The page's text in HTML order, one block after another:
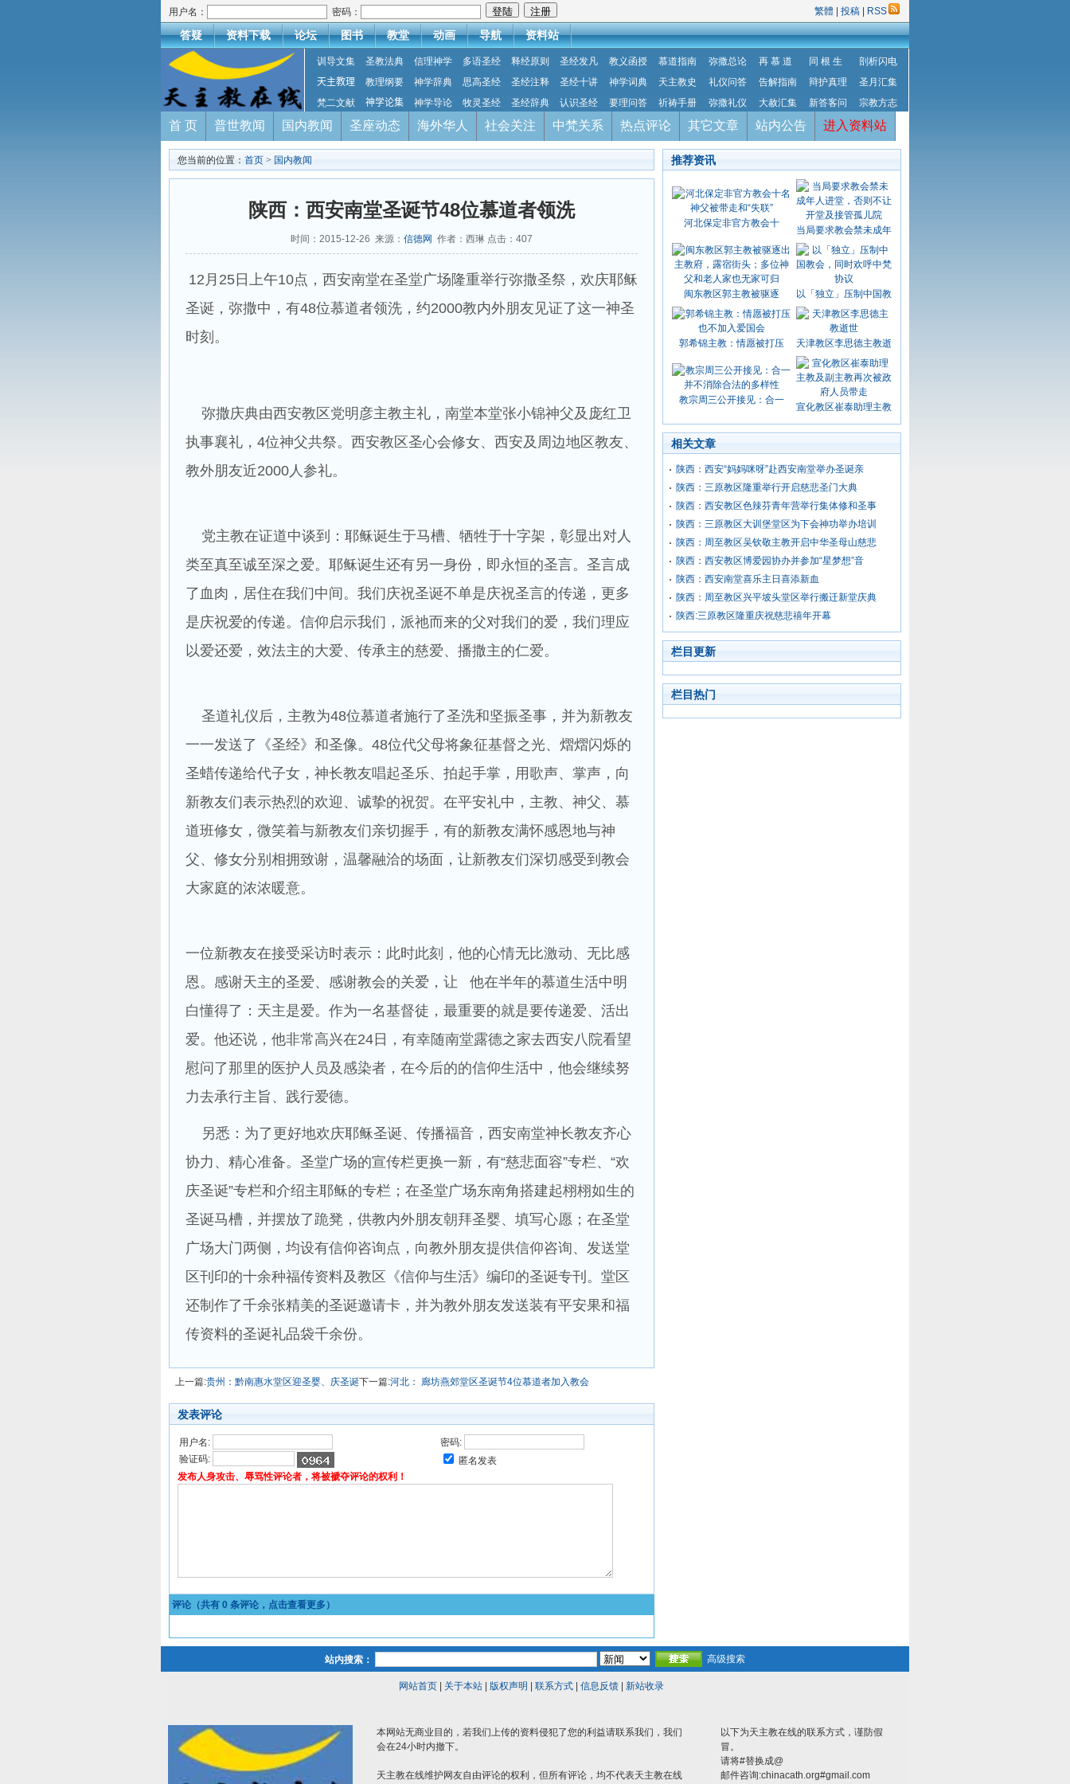
用户名： 密码： 繁體 投稿 RSS
答疑 资料下载 论坛 图书 教堂 动画 导航 资料站
训导文集 圣教法典 信理神学 多语圣经 释经原则 圣经发凡 教义函授 慕道指南 弥撒总论 再 慕 道 同 根 生
剖析闪电
天主教理
教理纲要 神学辞典 思高圣经 圣经注释 圣经十讲 神学词典 天主教史 礼仪问答 告解指南 辩护真理
圣月汇集
梵二文献
神学论集 神学导论 牧灵圣经 圣经辞典 认识圣经 要理问答 祈祷手册 弥撒礼仪 大赦汇集 新答客问 宗教方志
首 页 普世教闻 国内教闻 圣座动态 海外华人 社会关注 中梵关系 热点评论 其它文章 站内公告 进入资料站
您当前的位置： 首页 > 国内教闻
陕西：西安南堂圣诞节48位慕道者领洗
时间：2015-12-26 来源： 信德网 作者：西琳 点击： 407
12月25日上午10点，西安南堂在圣堂广场隆重举行弥撒圣祭，欢庆耶稣
圣诞，弥撒中，有48位慕道者领洗，约2000教内外朋友见证了这一神圣
时刻。
弥撒庆典由西安教区党明彦主教主礼，南堂本堂张小锦神父及庞红卫
执事襄礼，4位神父共祭。西安教区圣心会修女、西安及周边地区教友、
教外朋友近2000人参礼。
党主教在证道中谈到：耶稣诞生于马槽、牺牲于十字架，彰显出对人
类至真至诚至深之爱。耶稣诞生还有另一身份，即永恒的圣言。圣言成
了血肉，居住在我们中间。我们庆祝圣诞不单是庆祝圣言的传递，更多
是庆祝爱的传递。信仰启示我们，派祂而来的父对我们的爱，我们理应
以爱还爱，效法主的大爱、传承主的慈爱、播撒主的仁爱。
圣道礼仪后，主教为48位慕道者施行了圣洗和坚振圣事，并为新教友
一一发送了《圣经》和圣像。48位代父母将象征基督之光、熠熠闪烁的
圣蜡传递给代子女，神长教友唱起圣乐、拍起手掌，用歌声、掌声，向
新教友们表示热烈的欢迎、诚挚的祝贺。在平安礼中，主教、神父、慕
道班修女，微笑着与新教友们亲切握手，有的新教友满怀感恩地与神
父、修女分别相拥致谢，温馨融洽的场面，让新教友们深切感受到教会
大家庭的浓浓暖意。
一位新教友在接受采访时表示：此时此刻，他的心情无比激动、无比感
恩。感谢天主的圣爱、感谢教会的关爱，让 他在半年的慕道生活中明
白懂得了：天主是爱。作为一名基督徒，最重要的就是要传递爱、活出
爱。他还说，他非常高兴在24日，有幸随南堂露德之家去西安八院看望
慰问了那里的医护人员及感染者，在今后的的信仰生活中，他会继续努
力去承行主旨、践行爱德。
另悉：为了更好地欢庆耶稣圣诞、传播福音，西安南堂神长教友齐心
协力、精心准备。圣堂广场的宣传栏更换一新，有“慈悲面容”专栏、“欢
庆圣诞”专栏和介绍主耶稣的专栏；在圣堂广场东南角搭建起栩栩如生的
圣诞马槽，并摆放了跪凳，供教内外朋友朝拜圣婴、填写心愿；在圣堂
广场大门两侧，均设有信仰咨询点，向教外朋友提供信仰咨询、发送堂
区刊印的十余种福传资料及教区《信仰与生活》编印的圣诞专刊。堂区
还制作了千余张精美的圣诞邀请卡，并为教外朋友发送装有平安果和福
传资料的圣诞礼品袋千余份。
上一篇:贵州：黔南惠水堂区迎圣婴、庆圣诞下一篇:河北： 廊坊燕郊堂区圣诞节4位慕道者加入教会
发表评论
用户名:
密码:
验证码:
匿名发表
发布人身攻击、辱骂性评论者，将被褫夺评论的权利！
评论（共有 0 条评论，点击查看更多）
推荐资讯
河北保定非官方教会十
当局要求教会禁未成年
闽东教区郭主教被驱逐 以「独立」压制中国教
郭希锦主教：情愿被打压 天津教区李思德主教逝
教宗周三公开接见：合一
宣化教区崔泰助理主教
相关文章
陕西：西安“妈妈咪呀”赴西安南堂举办圣诞亲
陕西：三原教区隆重举行开启慈悲圣门大典
陕西：西安教区色辣芬青年营举行集体修和圣事
陕西：三原教区大训堡堂区为下会神功举办培训
陕西：周至教区吴钦敬主教开启中华圣母山慈悲
陕西：西安教区博爱园协办并参加“星梦想”音
陕西：西安南堂喜乐主日喜添新血
陕西：周至教区兴平坡头堂区举行搬迁新堂庆典
陕西:三原教区隆重庆祝慈悲禧年开幕
栏目更新
栏目热门
站内搜索： 高级搜索
网站首页| 关于本站| 版权声明 联系方式| 信息反馈| 新站收录
本网站无商业目的，若我们上传的资料侵犯了您的利益请联系我们，我们
会在24小时内撤下。
天主教在线维护网友自由评论的权利，但所有评论，均不代表天主教在线
以下为天主教在线的联系方式，谨防假
冒。
请将#替换成@
邮件咨询:chinacath.org#gmail.com